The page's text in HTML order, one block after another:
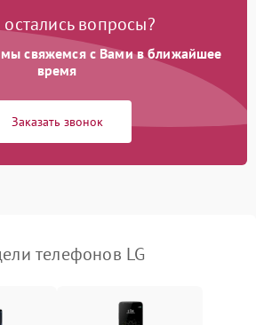
вопросы?
мы свяжемся с Вами в ближайшее
время
Заказать звонок
телефонов LG